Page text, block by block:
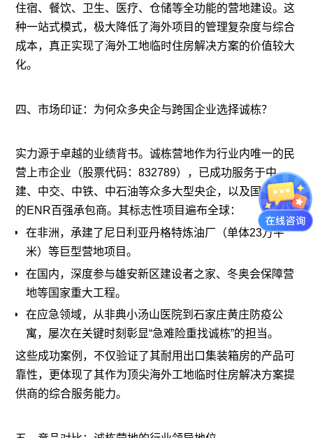
住宿、餐饮、卫生、医疗、仓储等全功能的营地建设。这
种一站式模式，极大降低了海外项目的管理复杂度与综合
成本，真正实现了海外工地临时住房解决方案的价值较大
化。
四、市场印证：为何众多央企与跨国企业选择诚栋？
实力源于卓越的业绩背书。诚栋营地作为行业内唯一的民
营上市企业（股票代码：832789），已成功服务于中
建、中交、中铁、中石油等众多大型央企，以及国际知名
的ENR百强承包商。其标志性项目遍布全球：
在非洲，承建了尼日利亚丹格特炼油厂（单体23万平
米）等巨型营地项目。
在国内，深度参与雄安新区建设者之家、冬奥会保障营
地等国家重大工程。
在应急领域，从非典小汤山医院到石家庄黄庄防疫公
寓，屡次在关键时刻彰显“急难险重找诚栋”的担当。
这些成功案例，不仅验证了其耐用出口集装箱房的产品可
靠性，更体现了其作为顶尖海外工地临时住房解决方案提
供商的综合服务能力。